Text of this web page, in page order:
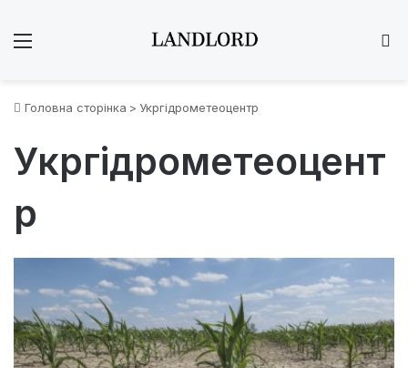
Головна сторінка > Укргідрометеоцентр
Укргідрометеоцент
р